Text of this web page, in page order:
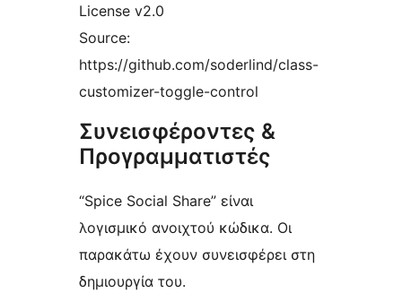
License v2.0
Source:
https://github.com/soderlind/class-
customizer-toggle-control
Συνεισφέροντες &
Προγραμματιστές
“Spice Social Share” είναι
λογισμικό ανοιχτού κώδικα. Οι
παρακάτω έχουν συνεισφέρει στη
δημιουργία του.